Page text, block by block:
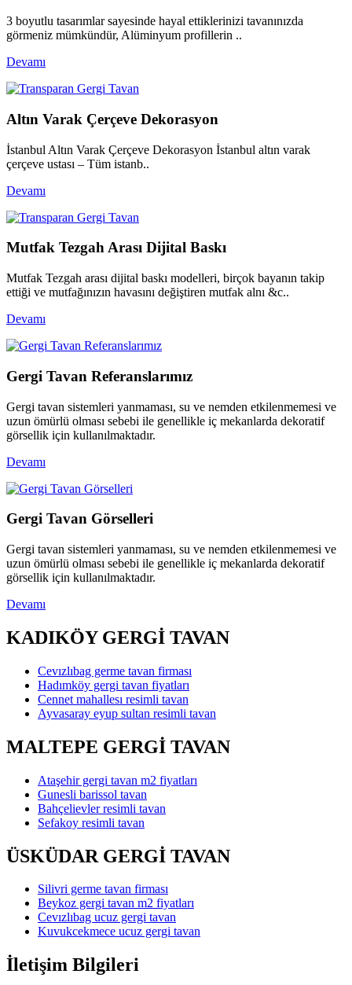
3 boyutlu tasarımlar sayesinde hayal ettiklerinizi tavanınızda
görmeniz mümkündür, Alüminyum profillerin ..
Devamı
Altın Varak Çerçeve Dekorasyon
İstanbul Altın Varak Çerçeve Dekorasyon İstanbul altın varak
çerçeve ustası – Tüm istanb..
Devamı
Mutfak Tezgah Arası Dijital Baskı
Mutfak Tezgah arası dijital baskı modelleri, birçok bayanın takip
ettiği ve mutfağınızın havasını değiştiren mutfak alnı &c..
Devamı
Gergi Tavan Referanslarımız
Gergi tavan sistemleri yanmaması, su ve nemden etkilenmemesi ve
uzun ömürlü olması sebebi ile genellikle iç mekanlarda dekoratif
görsellik için kullanılmaktadır.
Devamı
Gergi Tavan Görselleri
Gergi tavan sistemleri yanmaması, su ve nemden etkilenmemesi ve
uzun ömürlü olması sebebi ile genellikle iç mekanlarda dekoratif
görsellik için kullanılmaktadır.
Devamı
KADIKÖY GERGİ TAVAN
Cevızlıbag germe tavan firması
Hadımköy gergi tavan fiyatları
Cennet mahallesı resimli tavan
Ayvasaray eyup sultan resimli tavan
MALTEPE GERGİ TAVAN
Ataşehir gergi tavan m2 fiyatları
Gunesli barissol tavan
Bahçelievler resimli tavan
Sefakoy resimli tavan
ÜSKÜDAR GERGİ TAVAN
Silivri germe tavan firması
Beykoz gergi tavan m2 fiyatları
Cevızlıbag ucuz gergi tavan
Kuvukcekmece ucuz gergi tavan
İletişim Bilgileri